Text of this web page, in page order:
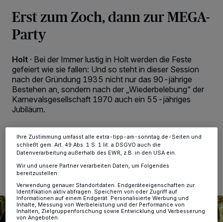
Erst zum Zoch, dann zur MEGA-
Party
Holt · Bei der Immer lustig in Holt werden die Feste
gefeiert wie sie fallen: Und so steht in dieser Session
nach der Gründung 1935 nicht nur das 90-jährige
Bestehen an, sondern nach der „Wiederbelebung“ der
Karnevalsgesellschaft 1970 auch ein 55-jähriges
Jubiläum.
07.02.2025 , 11:50 Uhr 2 Minuten Lesezeit
Wir und unsere
personenbezogene Daten wie Browserdaten oder eindeutige
Tracking-Technologien für die unter „Wir und unsere Partner
verarbeiten Daten, um Ihnen Dienste bereitzustellen“ aufgeführten
Zwecke. Wenn Tracker deaktiviert sind, sind manche Inhalte und
Anzeigen möglicherweise nicht mehr so relevant für Sie. Sie können
dieses Menü jederzeit wieder aufrufen, um Ihre Einstellungen zu
ändern oder Ihre Einwilligung zu widerrufen, indem Sie auf den Link
Einstellungen oder Ablehnen am unteren Rand der Webseite klicken.
Ihre Zustimmung umfasst alle extra-tipp-am-sonntag.de-Seiten und
schließt gem. Art. 49 Abs. 1 S. 1 lit. a DSGVO auch die
Datenverarbeitung außerhalb des EWR, z.B. in den USA ein.
Wir und unsere Partner verarbeiten Daten, um Folgendes
bereitzustellen:
Verwendung genauer Standortdaten. Endgeräteeigenschaften zur
Identifikation aktiv abfragen. Speichern von oder Zugriff auf
Informationen auf einem Endgerät. Personalisierte Werbung und
Inhalte, Messung von Werbeleistung und der Performance von
Inhalten, Zielgruppenforschung sowie Entwicklung und Verbesserung
von Angeboten.